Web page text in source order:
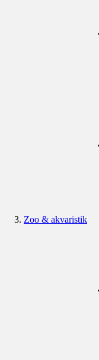
Zoo & akvaristik